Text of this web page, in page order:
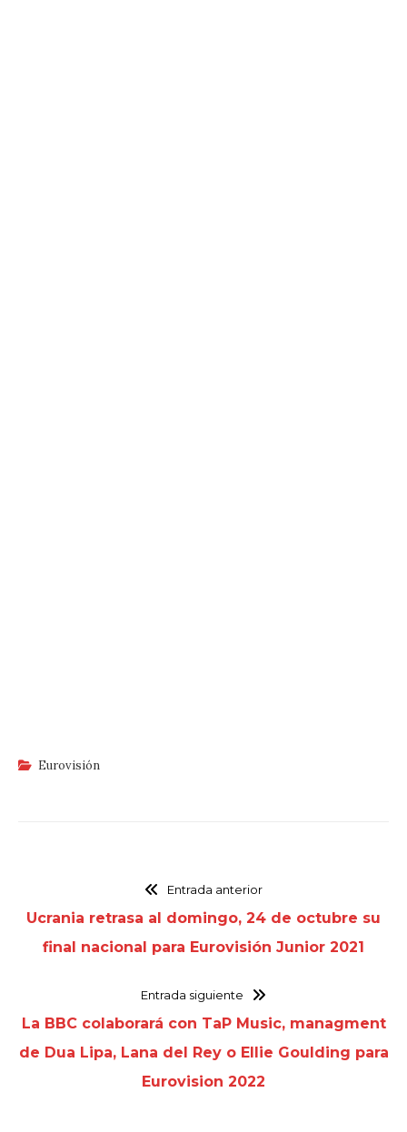
Eurovisión
Entrada anterior
Ucrania retrasa al domingo, 24 de octubre su
final nacional para Eurovisión Junior 2021
Entrada siguiente
La BBC colaborará con TaP Music, managment
de Dua Lipa, Lana del Rey o Ellie Goulding para
Eurovision 2022